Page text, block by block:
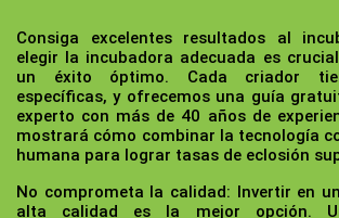
Consiga excelentes resultados al
elegir la incubadora adecuada es
un éxito óptimo. Cada criador
específicas, y ofrecemos una guía
experto con más de 40 años de
mostrará cómo combinar la tecnología
humana para lograr tasas de eclosión
No comprometa la calidad: Invertir en
alta calidad es la mejor opción.